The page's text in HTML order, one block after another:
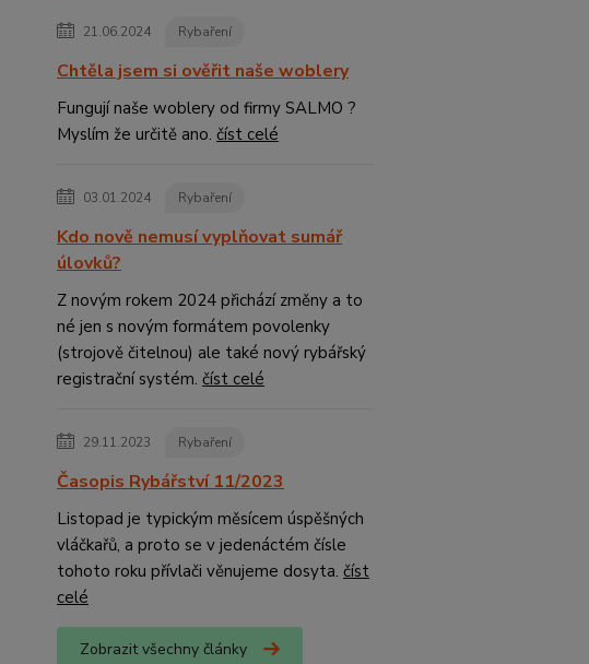
21.06.2024 Rybaření
Chtěla jsem si ověřit naše woblery
Fungují naše woblery od firmy SALMO ?
Myslím že určitě ano. číst celé
03.01.2024 Rybaření
Kdo nově nemusí vyplňovat sumář
úlovků?
Z novým rokem 2024 přichází změny a to
né jen s novým formátem povolenky
(strojově čitelnou) ale také nový rybářský
registrační systém. číst celé
29.11.2023 Rybaření
Časopis Rybářství 11/2023
Listopad je typickým měsícem úspěšných
vláčkařů, a proto se v jedenáctém čísle
tohoto roku přívlači věnujeme dosyta. číst
celé
Zobrazit všechny články